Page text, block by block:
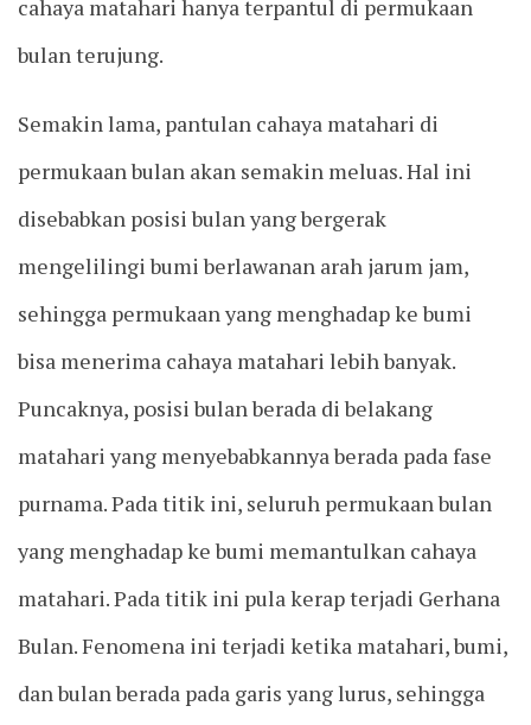
cahaya matahari hanya terpantul di permukaan
bulan terujung.
Semakin lama, pantulan cahaya matahari di
permukaan bulan akan semakin meluas. Hal ini
disebabkan posisi bulan yang bergerak
mengelilingi bumi berlawanan arah jarum jam,
sehingga permukaan yang menghadap ke bumi
bisa menerima cahaya matahari lebih banyak.
Puncaknya, posisi bulan berada di belakang
matahari yang menyebabkannya berada pada fase
purnama. Pada titik ini, seluruh permukaan bulan
yang menghadap ke bumi memantulkan cahaya
matahari. Pada titik ini pula kerap terjadi Gerhana
Bulan. Fenomena ini terjadi ketika matahari, bumi,
dan bulan berada pada garis yang lurus, sehingga